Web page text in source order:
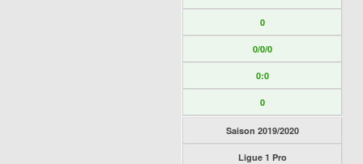
0
0/0/0
0:0
0
Saison 2019/2020
Ligue 1 Pro